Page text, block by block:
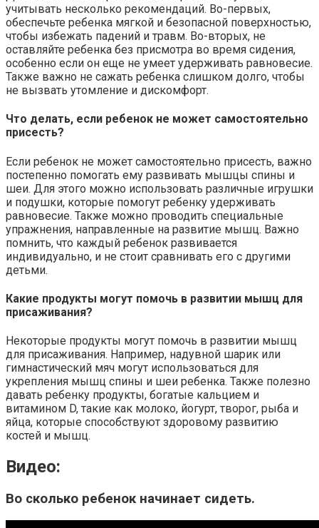
учитывать несколько рекомендаций. Во-первых,
обеспечьте ребенка мягкой и безопасной поверхностью,
чтобы избежать падений и травм. Во-вторых, не
оставляйте ребенка без присмотра во время сидения,
особенно если он еще не умеет удерживать равновесие.
Также важно не сажать ребенка слишком долго, чтобы
не вызвать утомление и дискомфорт.
Что делать, если ребенок не может самостоятельно
присесть?
Если ребенок не может самостоятельно присесть, важно
постепенно помогать ему развивать мышцы спины и
шеи. Для этого можно использовать различные игрушки
и подушки, которые помогут ребенку удерживать
равновесие. Также можно проводить специальные
упражнения, направленные на развитие мышц. Важно
помнить, что каждый ребенок развивается
индивидуально, и не стоит сравнивать его с другими
детьми.
Какие продукты могут помочь в развитии мышц для
присаживания?
Некоторые продукты могут помочь в развитии мышц
для присаживания. Например, надувной шарик или
гимнастический мяч могут использоваться для
укрепления мышц спины и шеи ребенка. Также полезно
давать ребенку продукты, богатые кальцием и
витамином D, такие как молоко, йогурт, творог, рыба и
яйца, которые способствуют здоровому развитию
костей и мышц.
Видео:
Во сколько ребенок начинает сидеть.